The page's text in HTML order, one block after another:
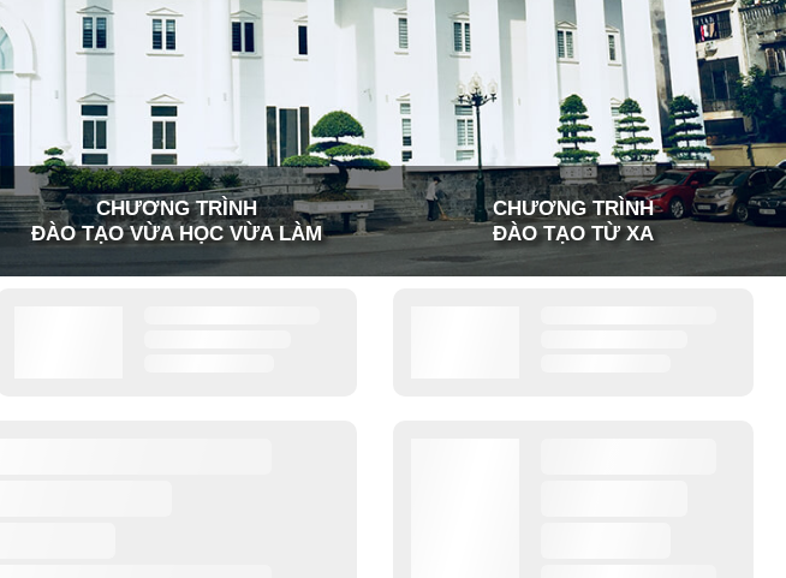
CHƯƠNG TRÌNH
ĐÀO TẠO VỪA HỌC VỪA LÀM
CHƯƠNG TRÌNH
ĐÀO TẠO TỪ XA